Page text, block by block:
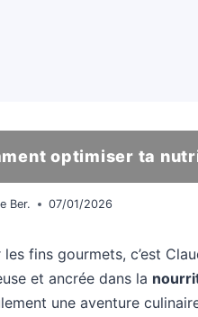
optimiser ta
Ber. 07/01/2026
les fins gourmets, c’est
et ancrée dans la
une aventure